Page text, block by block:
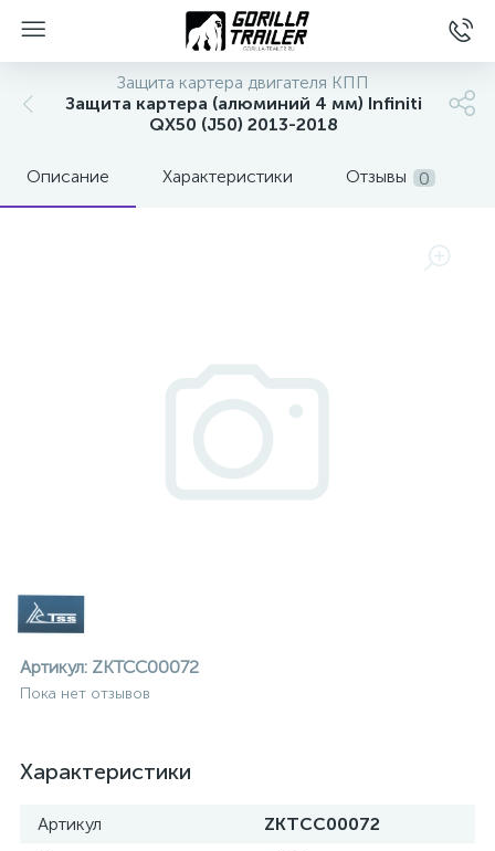
Защита картера двигателя КПП
Защита картера (алюминий 4 мм) Infiniti
QX50 (J50) 2013-2018
Описание Характеристики Отзывы 0
Артикул: ZKTCC00072
Пока нет отзывов
Характеристики
Артикул
ZKTCC00072